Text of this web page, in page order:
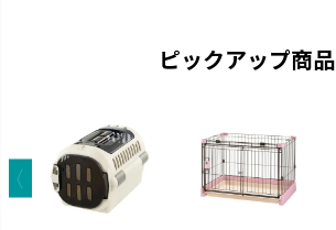
ナーフドッグ
ピックアップ商品